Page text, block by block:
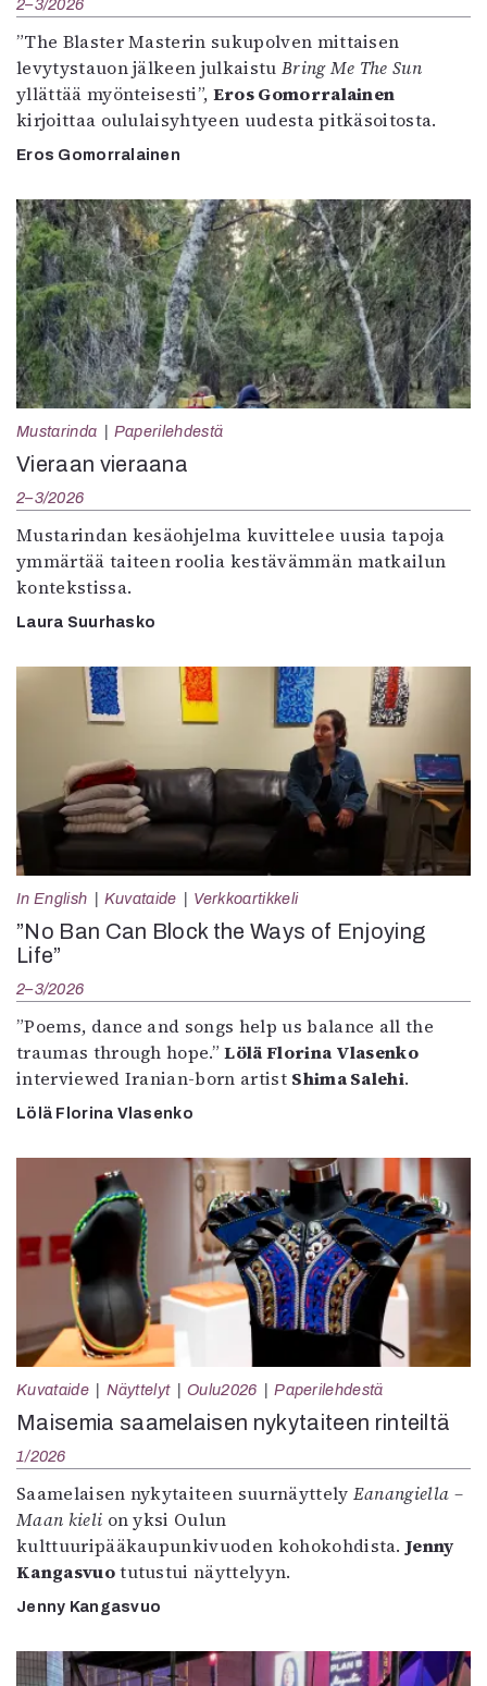
2–3/2026
”The Blaster Masterin sukupolven mittaisen
levytystauon jälkeen julkaistu Bring Me The Sun
yllättää myönteisesti”, Eros Gomorralainen
kirjoittaa oululaisyhtyeen uudesta pitkäsoitosta.
Eros Gomorralainen
Mustarinda Paperilehdestä
Vieraan vieraana
2–3/2026
Mustarindan kesäohjelma kuvittelee uusia tapoja
ymmärtää taiteen roolia kestävämmän matkailun
kontekstissa.
Laura Suurhasko
In English Kuvataide Verkkoartikkeli
”No Ban Can Block the Ways of Enjoying
Life”
2–3/2026
”Poems, dance and songs help us balance all the
traumas through hope.”Lölä Florina Vlasenko
interviewed Iranian-born artist Shima Salehi.
Lölä Florina Vlasenko
Kuvataide Näyttelyt Oulu2026 Paperilehdestä
Maisemia saamelaisen nykytaiteen rinteiltä
1/2026
Saamelaisen nykytaiteen suurnäyttely Eanangiella –
Maan kieli on yksi Oulun
kulttuuripääkaupunkivuoden kohokohdista.Jenny
Kangasvuotutustui näyttelyyn.
Jenny Kangasvuo